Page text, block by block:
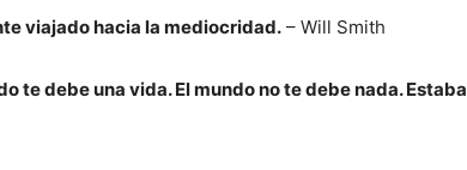
viajado hacia la mediocridad. – Will Smith
te debe una vida. El mundo no te debe nada. Estaba